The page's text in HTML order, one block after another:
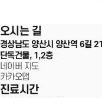
서울에스원 특별함
임플란트
치아교정
오시는 길
경상남도 양산시 양산역 6길 21
단독건물, 1,2층
네이버 지도
카카오맵
진료시간